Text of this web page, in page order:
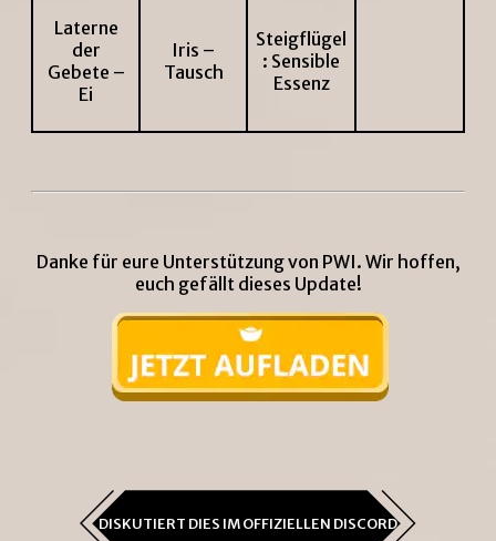
Laterne
der
Gebete –
Ei
Iris –
Tausch
Steigflügel
: Sensible
Essenz
Danke für eure Unterstützung von PWI. Wir hoffen,
euch gefällt dieses Update!
DISKUTIERT DIES IM OFFIZIELLEN DISCORD